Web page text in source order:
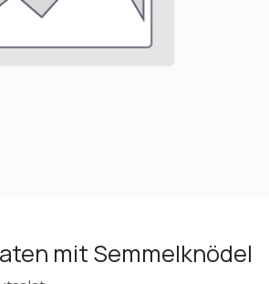
mit Semmelknödel